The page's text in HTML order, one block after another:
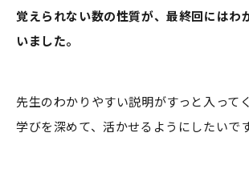
覚えられない数の性質が、最終回にはわ
いました。
先生のわかりやすい説明がすっと入って
学びを深めて、活かせるようにしたいです